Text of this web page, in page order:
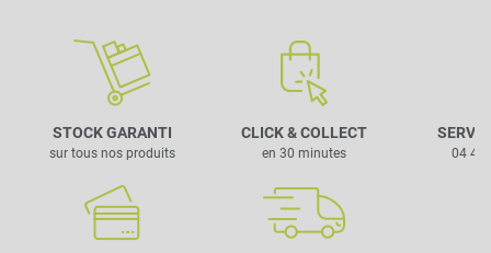
STOCK GARANTI
sur tous nos produits
CLICK & COLLECT
en 30 minutes 04 42